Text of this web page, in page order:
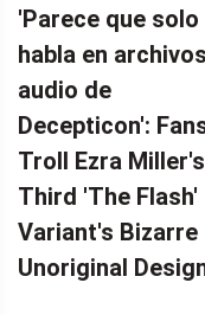
'Parece que solo
habla en
audio de
Decepticon':
Troll Ezra Miller's
Third 'The Flash'
Variant's Bizarre
Unoriginal